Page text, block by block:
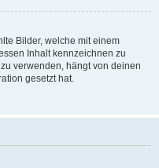
Bilder, welche mit einem
Inhalt kennzeichnen zu
verwenden, hängt von deinen
gesetzt hat.